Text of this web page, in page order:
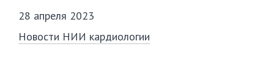
28 апреля 2023
Новости НИИ кардиологии